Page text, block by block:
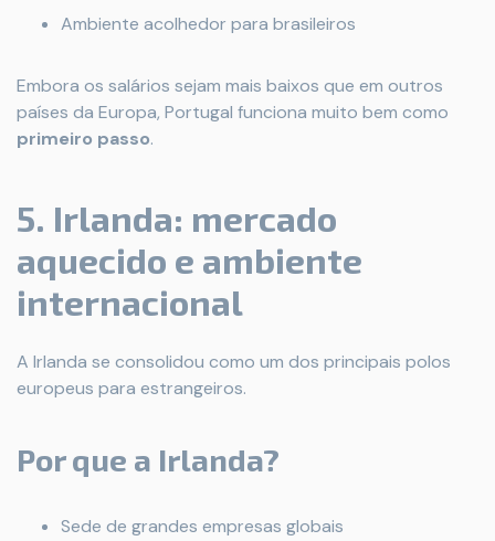
Ambiente acolhedor para brasileiros
Embora os salários sejam mais baixos que em outros
países da Europa, Portugal funciona muito bem como
primeiro passo.
5. Irlanda: mercado
aquecido e ambiente
internacional
A Irlanda se consolidou como um dos principais polos
europeus para estrangeiros.
Por que a Irlanda?
Sede de grandes empresas globais